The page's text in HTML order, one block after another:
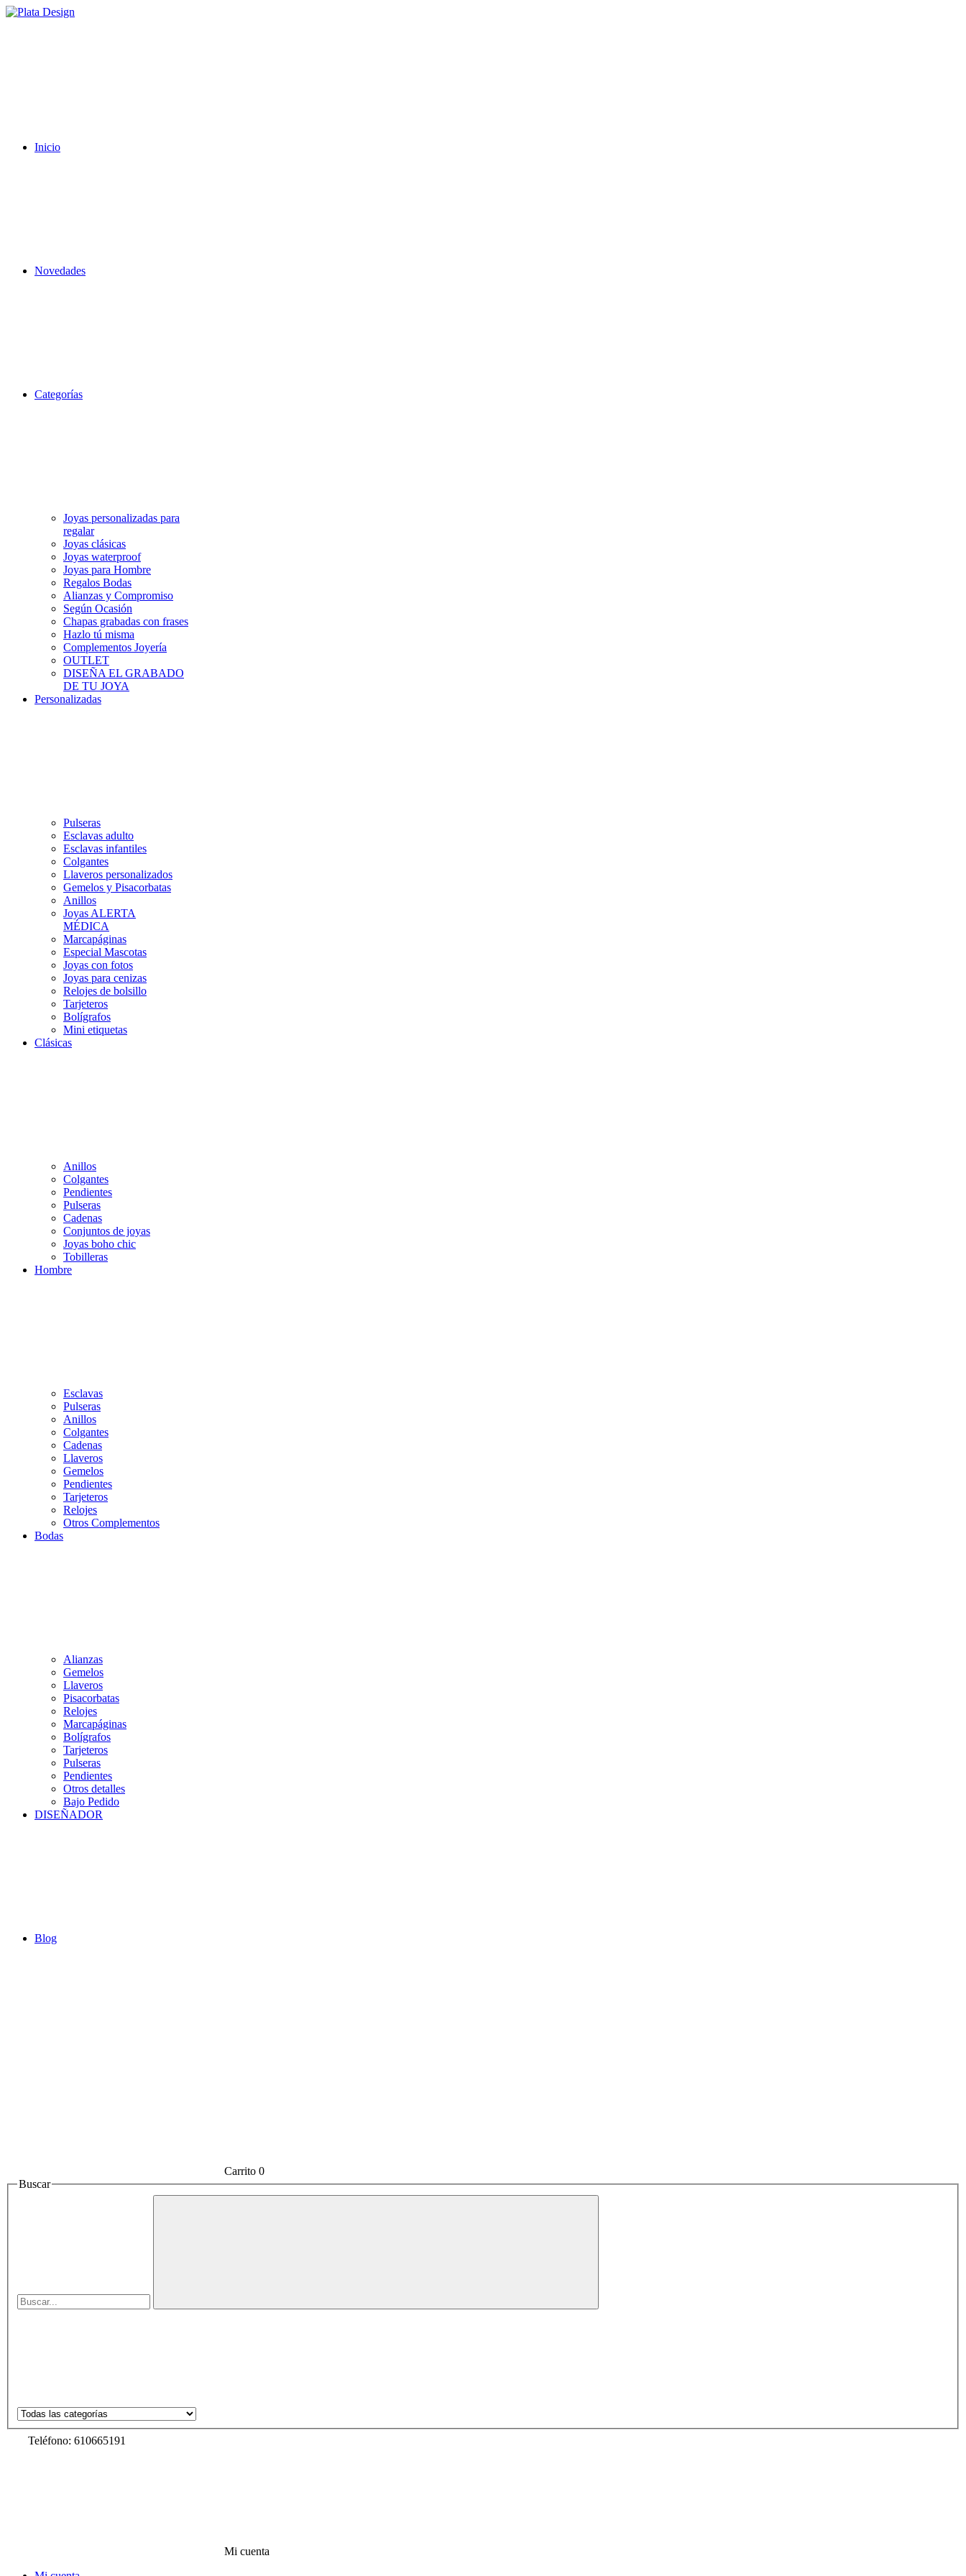
Inicio
Novedades
Categorías
Joyas personalizadas para
regalar
Joyas clásicas
Joyas waterproof
Joyas para Hombre
Regalos Bodas
Alianzas y Compromiso
Según Ocasión
Chapas grabadas con frases
Hazlo tú misma
Complementos Joyería
OUTLET
DISEÑA EL GRABADO
DE TU JOYA
Personalizadas
Pulseras
Esclavas adulto
Esclavas infantiles
Colgantes
Llaveros personalizados
Gemelos y Pisacorbatas
Anillos
Joyas ALERTA
MÉDICA
Marcapáginas
Especial Mascotas
Joyas con fotos
Joyas para cenizas
Relojes de bolsillo
Tarjeteros
Bolígrafos
Mini etiquetas
Clásicas
Anillos
Colgantes
Pendientes
Pulseras
Cadenas
Conjuntos de joyas
Joyas boho chic
Tobilleras
Hombre
Esclavas
Pulseras
Anillos
Colgantes
Cadenas
Llaveros
Gemelos
Pendientes
Tarjeteros
Relojes
Otros Complementos
Bodas
Alianzas
Gemelos
Llaveros
Pisacorbatas
Relojes
Marcapáginas
Bolígrafos
Tarjeteros
Pulseras
Pendientes
Otros detalles
Bajo Pedido
DISEÑADOR
Blog
Carrito 0
Buscar
Teléfono: 610665191
Mi cuenta